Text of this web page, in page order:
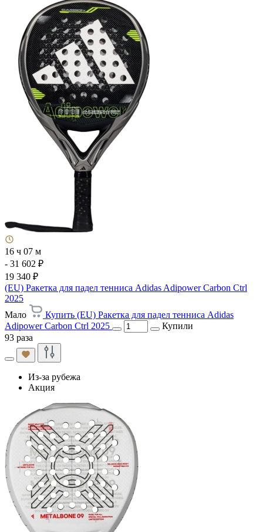
16 ч 07 м
- 31 602 ₽
19 340 ₽
(EU) Ракетка для падел тенниса Adidas Adipower Carbon Ctrl
2025
Мало
Купить (EU) Ракетка для падел тенниса Adidas
Adipower Carbon Ctrl 2025
Купили
93 раза
Из-за рубежа
Акция